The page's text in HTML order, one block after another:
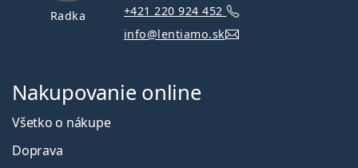
Radka
+421 220 924 452
info@lentiamo.sk
Nakupovanie online
Všetko o nákupe
Doprava